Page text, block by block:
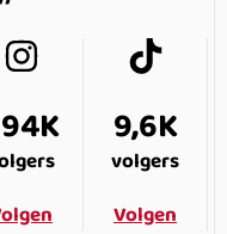
9,6K
volgers
Volgen